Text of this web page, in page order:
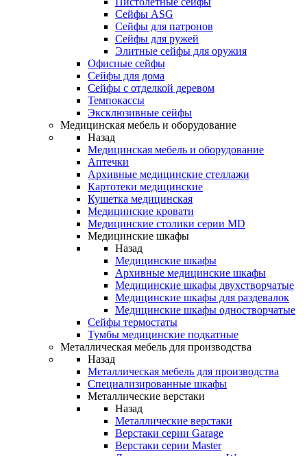
Сейфы ASG
Сейфы для патронов
Сейфы для ружей
Элитные сейфы для оружия
Офисные сейфы
Сейфы для дома
Сейфы с отделкой деревом
Темпокассы
Эксклюзивные сейфы
Медицинская мебель и оборудование
Назад
Медицинская мебель и оборудование
Аптечки
Архивные медицинские стеллажи
Картотеки медицинские
Кушетка медицинская
Медицинские кровати
Медицинские столики серии MD
Медицинские шкафы
Назад
Медицинские шкафы
Архивные медицинские шкафы
Медицинские шкафы двухстворчатые
Медицинские шкафы для раздевалок
Медицинские шкафы одностворчатые
Сейфы термостаты
Тумбы медицинские подкатные
Металлическая мебель для производства
Назад
Металлическая мебель для производства
Cпециализированные шкафы
Металлические верстаки
Назад
Металлические верстаки
Верстаки серии Garage
Верстаки серии Master